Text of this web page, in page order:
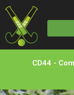
CD44 -